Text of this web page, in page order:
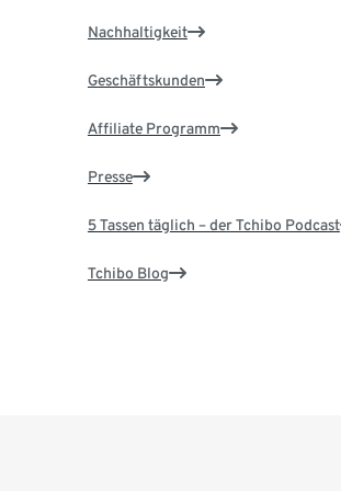
Nachhaltigkeit
Geschäftskunden
Affiliate Programm
Presse
5 Tassen täglich – der Tchibo Podcast
Tchibo Blog